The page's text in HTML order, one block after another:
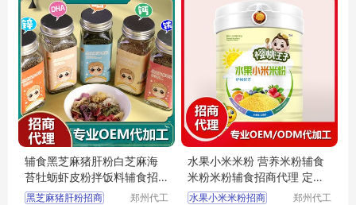
辅食黑芝麻猪肝粉白芝麻海
苔牡蛎虾皮粉拌饭料辅食招
商代理 批发定制
黑芝麻猪肝粉招商
郑州代工
水果小米米粉 营养米粉辅食
米粉米粉辅食招商代理 定制
批发
水果小米米粉招商
郑州代工